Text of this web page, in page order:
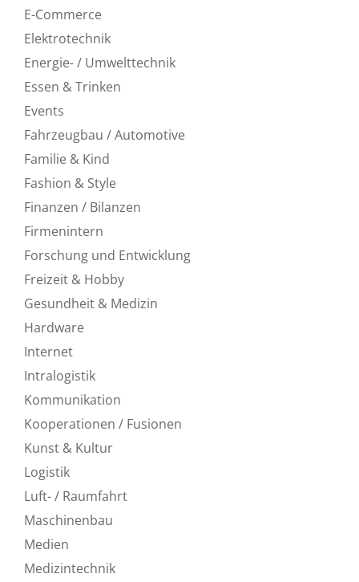
E-Commerce
Elektrotechnik
Energie- / Umwelttechnik
Essen & Trinken
Events
Fahrzeugbau / Automotive
Familie & Kind
Fashion & Style
Finanzen / Bilanzen
Firmenintern
Forschung und Entwicklung
Freizeit & Hobby
Gesundheit & Medizin
Hardware
Internet
Intralogistik
Kommunikation
Kooperationen / Fusionen
Kunst & Kultur
Logistik
Luft- / Raumfahrt
Maschinenbau
Medien
Medizintechnik